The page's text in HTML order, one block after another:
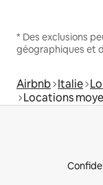
* Des exclusions
géographiques et
Airbnb Italie
Locations